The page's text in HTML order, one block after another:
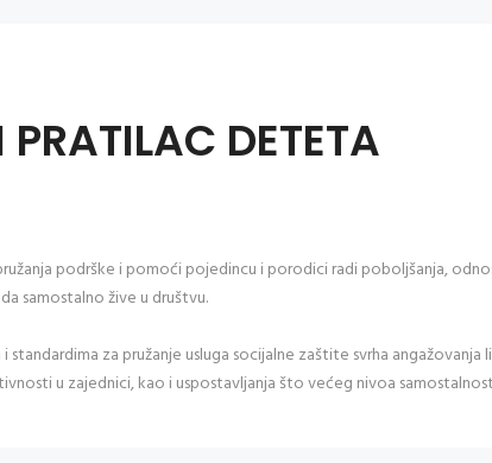
DETETA
podrške i pomoći pojedincu i porodici radi poboljšanja,
samostalno žive u društvu.
i standardima za pružanje usluga socijalne zaštite svrha
u zajednici, kao i uspostavljanja što većeg nivoa